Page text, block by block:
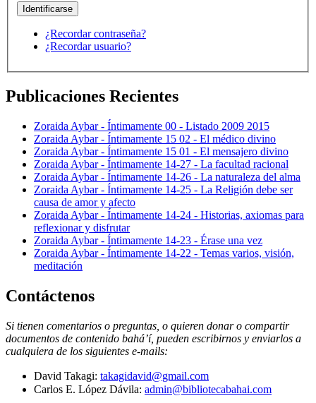
¿Recordar contraseña?
¿Recordar usuario?
Publicaciones Recientes
Zoraida Aybar - Íntimamente 00 - Listado 2009 2015
Zoraida Aybar - Íntimamente 15 02 - El médico divino
Zoraida Aybar - Íntimamente 15 01 - El mensajero divino
Zoraida Aybar - Íntimamente 14-27 - La facultad racional
Zoraida Aybar - Íntimamente 14-26 - La naturaleza del alma
Zoraida Aybar - Íntimamente 14-25 - La Religión debe ser
causa de amor y afecto
Zoraida Aybar - Íntimamente 14-24 - Historias, axiomas para
reflexionar y disfrutar
Zoraida Aybar - Íntimamente 14-23 - Érase una vez
Zoraida Aybar - Íntimamente 14-22 - Temas varios, visión,
meditación
Contáctenos
Si tienen comentarios o preguntas, o quieren donar o compartir
documentos de contenido bahá’í, pueden escribirnos y enviarlos a
cualquiera de los siguientes e-mails:
David Takagi: takagidavid@gmail.com
Carlos E. López Dávila: admin@bibliotecabahai.com